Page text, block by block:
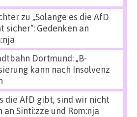
zu „Solange es die AfD
sicher“: Gedenken an
Dortmund: „B-
kann nach Insolvenz
die AfD gibt, sind wir nicht
an Sinti:zze und Rom:nja